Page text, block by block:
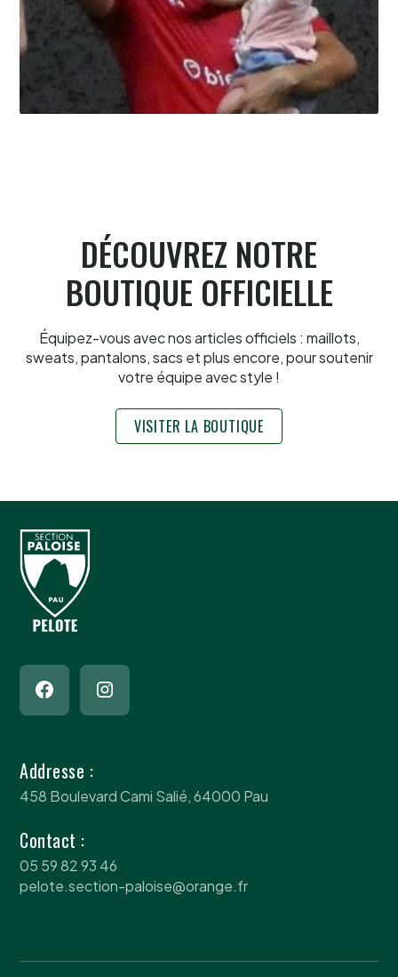
DÉCOUVREZ NOTRE
BOUTIQUE OFFICIELLE
Équipez-vous avec nos articles officiels : maillots,
sweats, pantalons, sacs et plus encore, pour soutenir
votre équipe avec style !
VISITER LA BOUTIQUE
Addresse :
458 Boulevard Cami Salié, 64000 Pau
Contact :
05 59 82 93 46
pelote.section-paloise@orange.fr